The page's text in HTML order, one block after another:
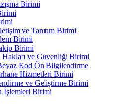
Birimi
ve Tanıtım Birimi
Birimi
Birimi
Hakları ve Güvenliği Birimi
Kod Ön Bilgilendirme
Hizmetleri Birimi
ve Geliştirme Birimi
İşlemleri Birimi